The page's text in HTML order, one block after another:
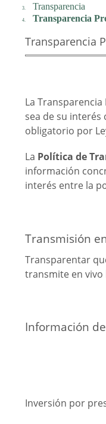
Transparencia
Transparencia
Transparencia
La
sea de su
obligatorio por
La Política de
información
interés entre la
Transmisión
Transparentar
transmite en vivo
Información
Inversión por